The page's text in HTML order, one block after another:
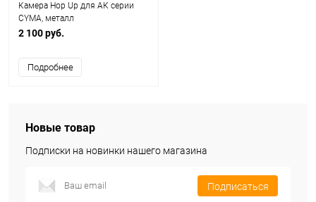
Камера Hop Up для АК серии
CYMA, металл
2 100 руб.
Подробнее
Новые товар
Подписки на новинки нашего магазина
Подписаться